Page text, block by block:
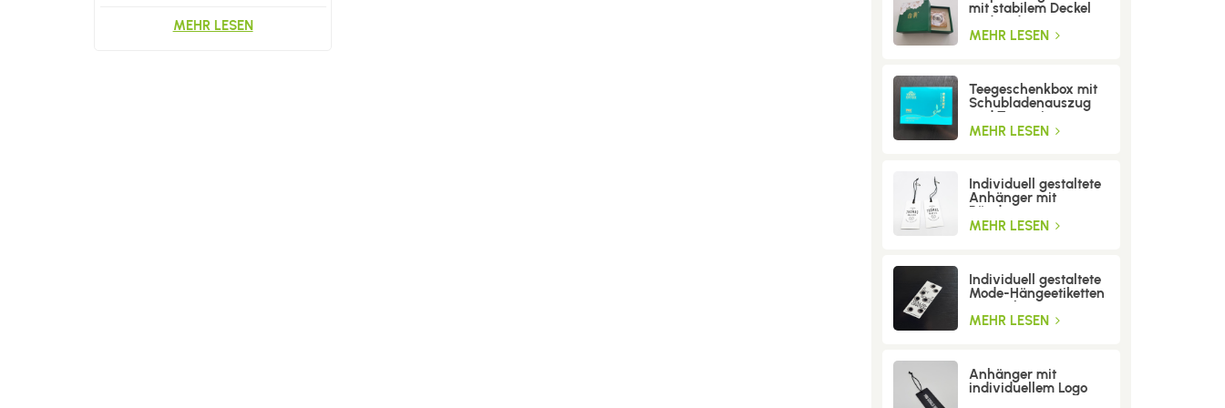
MEHR LESEN
mit stabilem Deckel
und Boden
MEHR LESEN
Teegeschenkbox mit
Schubladenauszug
und Trenneinsatz
MEHR LESEN
Individuell gestaltete
Anhänger mit
Bändern
MEHR LESEN
Individuell gestaltete
Mode-Hängeetiketten
mit Löchern
MEHR LESEN
Anhänger mit
individuellem Logo